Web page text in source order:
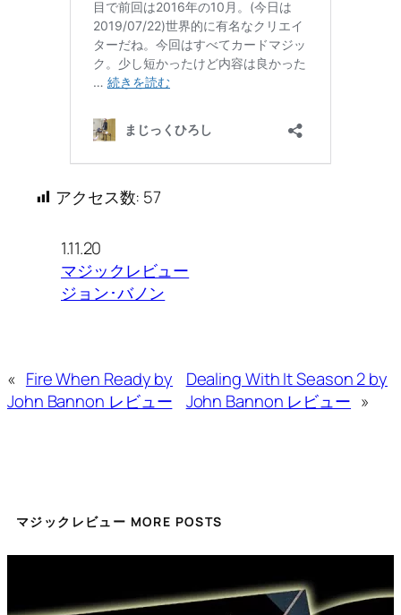
アクセス数: 57
1.11.20
マジックレビュー
ジョン･バノン
« Fire When Ready by
John Bannon レビュー
Dealing With It Season 2 by
John Bannon レビュー »
マジックレビュー MORE POSTS